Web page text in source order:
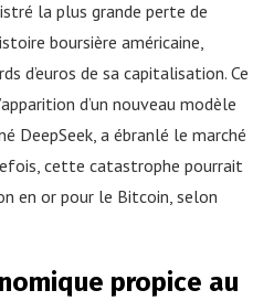
la plus grande perte de
boursière américaine,
d’euros de sa capitalisation. Ce
d’un nouveau modèle
DeepSeek, a ébranlé le marché
cette catastrophe pourrait
en or pour le Bitcoin, selon
propice au